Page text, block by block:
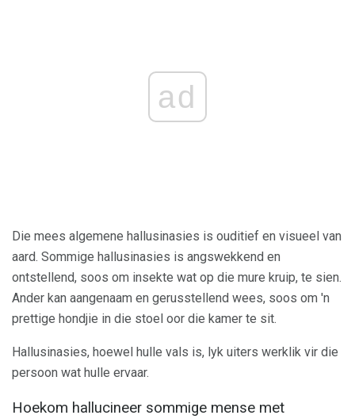
ad
Die mees algemene hallusinasies is ouditief en visueel van
aard. Sommige hallusinasies is angswekkend en
ontstellend, soos om insekte wat op die mure kruip, te sien.
Ander kan aangenaam en gerusstellend wees, soos om 'n
prettige hondjie in die stoel oor die kamer te sit.
Hallusinasies, hoewel hulle vals is, lyk uiters werklik vir die
persoon wat hulle ervaar.
Hoekom hallucineer sommige mense met